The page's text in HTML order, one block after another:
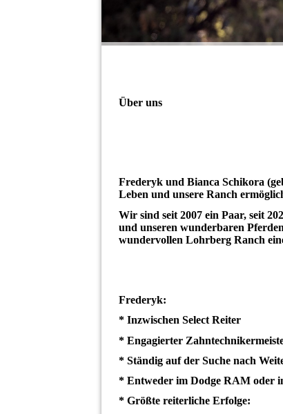
Über uns
Frederyk und Bianca Schikora
Leben und unsere Ranch
Wir sind seit 2007 ein Paar, seit
und unseren wunderbaren
wundervollen Lohrberg Ranch
Frederyk:
* Inzwischen Select Reiter
* Engagierter
* Ständig auf der Suche nach
* Entweder im Dodge RAM oder
* Größte reiterliche Erfolge: